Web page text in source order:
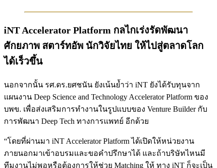
iNT Accelerator Platform กลไกเร่งรัดพัฒนา
ศักยภาพ สตาร์ทอัพ นักวิจัยไทย ให้ไปสู่ตลาดโลก
ได้เร็วขึ้น
นอกจากนั้น รศ.ดร.ยศชนัน ยังเน้นย้ำว่า iNT ยังได้รับทุนจาก
แผนงาน Deep Science and Technology Accelerator Platform ของ
บพข. เพื่อส่งเสริมการทำงานในรูปแบบของ Venture Builder กับ
การพัฒนา Deep Tech ทางการแพทย์ อีกด้วย
“โดยที่ผ่านมา iNT Accelerator Platform ได้เปิดให้หน่วยงาน
ภายนอกมาเข้าอบรมและขอคำปรึกษาได้ และถ้าบริษัทไหนมี
ทีมงานไม่พอหรือต้องการให้ช่วย Matching ให้ ทาง iNT ก็จะเป็น